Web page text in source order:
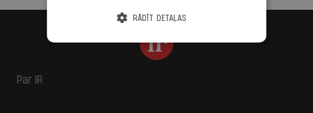
Par IR
RĀDĪT DETAĻAS